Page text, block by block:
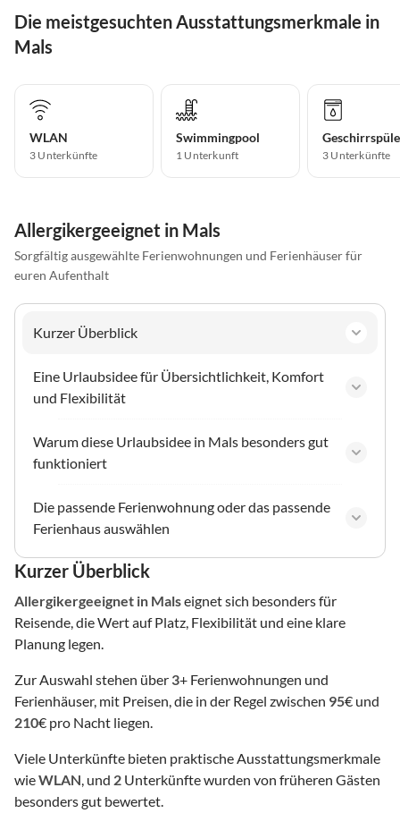
Die meistgesuchten Ausstattungsmerkmale in
Mals
WLAN
3 Unterkünfte
Swimmingpool
1 Unterkunft 3 Unterkünfte
Allergikergeeignet in Mals
Sorgfältig ausgewählte Ferienwohnungen und Ferienhäuser für
euren Aufenthalt
Kurzer Überblick
Eine Urlaubsidee für Übersichtlichkeit, Komfort
und Flexibilität
Warum diese Urlaubsidee in Mals besonders gut
funktioniert
Die passende Ferienwohnung oder das passende
Ferienhaus auswählen
Kurzer Überblick
Allergikergeeignet in Malseignet sich besonders für
Reisende, die Wert auf Platz, Flexibilität und eine klare
Planung legen.
Zur Auswahl stehen über 3+ Ferienwohnungen und
Ferienhäuser, mit Preisen, die in der Regel zwischen 95€ und
210€ pro Nacht liegen.
Viele Unterkünfte bieten praktische Ausstattungsmerkmale
wieWLAN , und 2 Unterkünfte wurden von früheren Gästen
besonders gut bewertet.